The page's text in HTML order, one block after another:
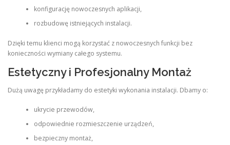
konfigurację nowoczesnych aplikacji,
rozbudowę istniejących instalacji.
Dzięki temu klienci mogą korzystać z nowoczesnych funkcji bez
konieczności wymiany całego systemu.
Estetyczny i Profesjonalny Montaż
Dużą uwagę przykładamy do estetyki wykonania instalacji. Dbamy o:
ukrycie przewodów,
odpowiednie rozmieszczenie urządzeń,
bezpieczny montaż,